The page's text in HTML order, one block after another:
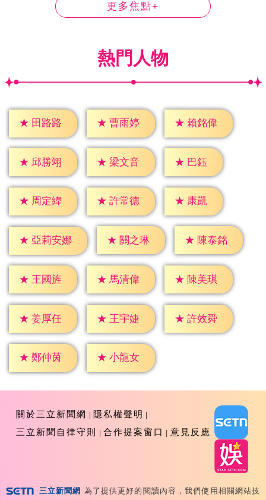
更多焦點+
熱門人物
★ 田路路 ★ 曹雨婷 ★ 賴銘偉
★ 邱勝翊 ★ 梁文音 ★ 巴鈺
★ 周定緯 ★ 許常德 ★ 康凱
★ 亞莉安娜 ★ 關之琳 ★ 陳泰銘
★ 王國旌 ★ 馬清偉 ★ 陳美琪
★ 姜厚任 ★ 王宇婕 ★ 許效舜
★ 鄭仲茵 ★ 小龍女
關於三立新聞網
隱私權聲明
三立新聞自律守則
合作提案窗口 意見反應
三立新聞網 為了提供更好的閱讀內容，我們使用相關網站技